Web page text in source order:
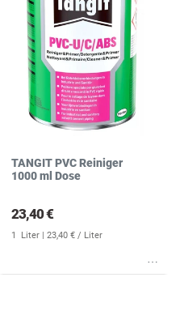
TANGIT PVC Reiniger
1000 ml Dose
23,40 €
1 Liter | 23,40 € / Liter